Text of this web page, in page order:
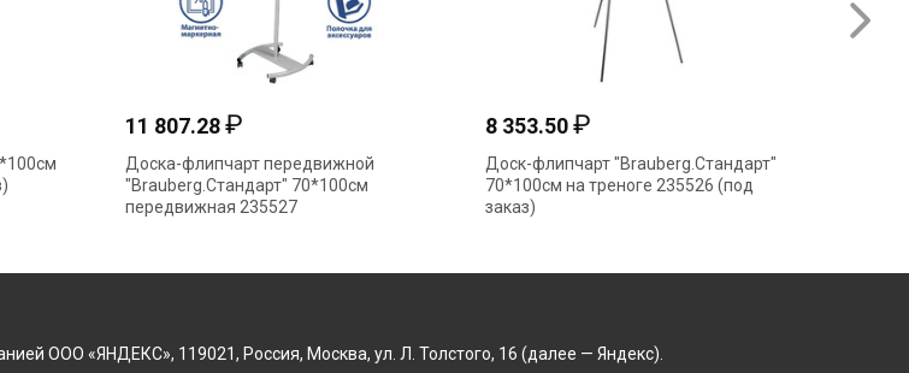
11 807.28₽
Доска-флипчарт передвижной
"Brauberg.Стандарт" 70*100см
передвижная 235527
8 353.50₽
Доск-флипчарт "Brauberg.Стандарт"
70*100см на треноге 235526 (под
заказ)
ООО «ЯНДЕКС», 119021, Россия, Москва, ул. Л. Толстого, 16 (далее — Яндекс).